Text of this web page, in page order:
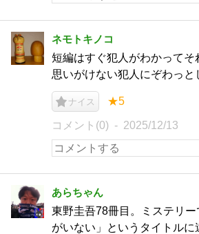
ネモトキノコ
短編はすぐ犯人がわかってそ
思いがけない犯人にぞわっと
ナイス ★5
コメント(0) 2025/12/13
あらちゃん
東野圭吾78冊目。ミステリー
がいない」というタイトルに